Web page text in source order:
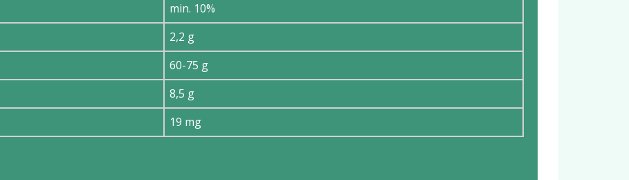
min. 10%
2,2 g
60-75 g
8,5 g
19 mg